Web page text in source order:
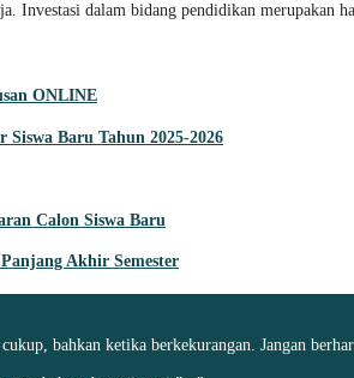
Investasi dalam bidang pendidikan merupakan
ONLINE
Siswa Baru Tahun 2025-2026
Calon Siswa Baru
Akhir Semester
bahkan ketika berkekurangan. Jangan